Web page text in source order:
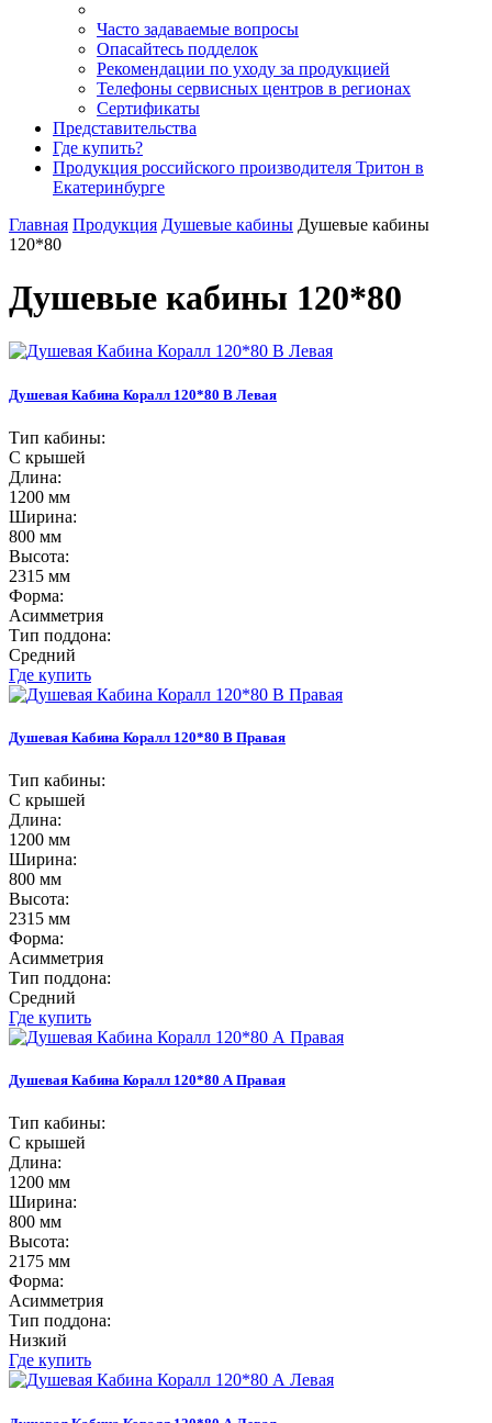
Часто задаваемые вопросы
Опасайтесь подделок
Рекомендации по уходу за продукцией
Телефоны сервисных центров в регионах
Сертификаты
Представительства
Где купить?
Продукция российского производителя Тритон в
Екатеринбурге
Главная Продукция Душевые кабины Душевые кабины
120*80
Душевые кабины 120*80
Душевая Кабина Коралл 120*80 В Левая
Тип кабины:
С крышей
Длина:
1200 мм
Ширина:
800 мм
Высота:
2315 мм
Форма:
Асимметрия
Тип поддона:
Средний
Где купить
Душевая Кабина Коралл 120*80 В Правая
Тип кабины:
С крышей
Длина:
1200 мм
Ширина:
800 мм
Высота:
2315 мм
Форма:
Асимметрия
Тип поддона:
Средний
Где купить
Душевая Кабина Коралл 120*80 А Правая
Тип кабины:
С крышей
Длина:
1200 мм
Ширина:
800 мм
Высота:
2175 мм
Форма:
Асимметрия
Тип поддона:
Низкий
Где купить